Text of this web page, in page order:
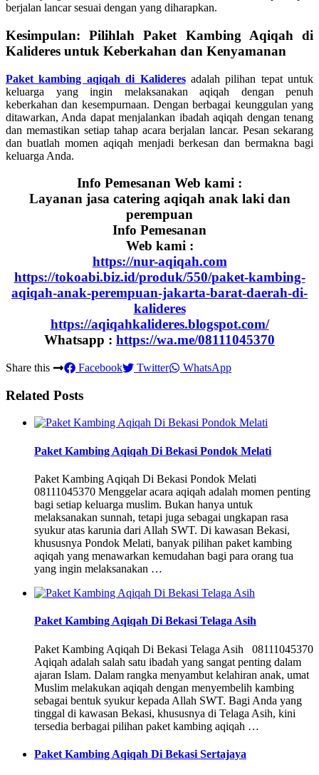
berjalan lancar sesuai dengan yang diharapkan.
Kesimpulan: Pilihlah Paket Kambing Aqiqah di
Kalideres untuk Keberkahan dan Kenyamanan
Paket kambing aqiqah di Kalideres adalah pilihan tepat untuk
keluarga yang ingin melaksanakan aqiqah dengan penuh
keberkahan dan kesempurnaan. Dengan berbagai keunggulan yang
ditawarkan, Anda dapat menjalankan ibadah aqiqah dengan tenang
dan memastikan setiap tahap acara berjalan lancar. Pesan sekarang
dan buatlah momen aqiqah menjadi berkesan dan bermakna bagi
keluarga Anda.
Info Pemesanan Web kami :
Layanan jasa catering aqiqah anak laki dan
perempuan
Info Pemesanan
Web kami :
https://nur-aqiqah.com
https://tokoabi.biz.id/produk/550/paket-kambing-
aqiqah-anak-perempuan-jakarta-barat-daerah-di-
kalideres
https://aqiqahkalideres.blogspot.com/
Whatsapp : https://wa.me/08111045370
Share this Facebook Twitter WhatsApp
Related Posts
Paket Kambing Aqiqah Di Bekasi Pondok Melati
Paket Kambing Aqiqah Di Bekasi Pondok Melati
08111045370 Menggelar acara aqiqah adalah momen penting
bagi setiap keluarga muslim. Bukan hanya untuk
melaksanakan sunnah, tetapi juga sebagai ungkapan rasa
syukur atas karunia dari Allah SWT. Di kawasan Bekasi,
khususnya Pondok Melati, banyak pilihan paket kambing
aqiqah yang menawarkan kemudahan bagi para orang tua
yang ingin melaksanakan …
Paket Kambing Aqiqah Di Bekasi Telaga Asih
Paket Kambing Aqiqah Di Bekasi Telaga Asih 08111045370
Aqiqah adalah salah satu ibadah yang sangat penting dalam
ajaran Islam. Dalam rangka menyambut kelahiran anak, umat
Muslim melakukan aqiqah dengan menyembelih kambing
sebagai bentuk syukur kepada Allah SWT. Bagi Anda yang
tinggal di kawasan Bekasi, khususnya di Telaga Asih, kini
tersedia berbagai pilihan paket kambing aqiqah …
Paket Kambing Aqiqah Di Bekasi Sertajaya